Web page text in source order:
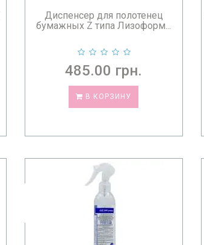
Диспенсер для полотенец
бумажных Z типа Лизоформ...
485.00 грн.
В КОРЗИНУ